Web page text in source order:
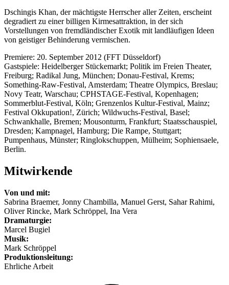
Dschingis Khan, der mächtigste Herrscher aller Zeiten, erscheint
degradiert zu einer billigen Kirmesattraktion, in der sich
Vorstellungen von fremdländischer Exotik mit landläufigen Ideen
von geistiger Behinderung vermischen.
Premiere: 20. September 2012 (FFT Düsseldorf)
Gastspiele: Heidelberger Stückemarkt; Politik im Freien Theater,
Freiburg; Radikal Jung, München; Donau-Festival, Krems;
Something-Raw-Festival, Amsterdam; Theatre Olympics, Breslau;
Novy Teatr, Warschau; CPHSTAGE-Festival, Kopenhagen;
Sommerblut-Festival, Köln; Grenzenlos Kultur-Festival, Mainz;
Festival Okkupation!, Zürich; Wildwuchs-Festival, Basel;
Schwankhalle, Bremen; Mousonturm, Frankfurt; Staatsschauspiel,
Dresden; Kampnagel, Hamburg; Die Rampe, Stuttgart;
Pumpenhaus, Münster; Ringlokschuppen, Mülheim; Sophiensaele,
Berlin.
Mitwirkende
Von und mit:
Sabrina Braemer, Jonny Chambilla, Manuel Gerst, Sahar Rahimi,
Oliver Rincke, Mark Schröppel, Ina Vera
Dramaturgie:
Marcel Bugiel
Musik:
Mark Schröppel
Produktionsleitung:
Ehrliche Arbeit